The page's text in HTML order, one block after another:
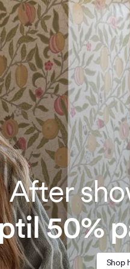
After
50%
Shop